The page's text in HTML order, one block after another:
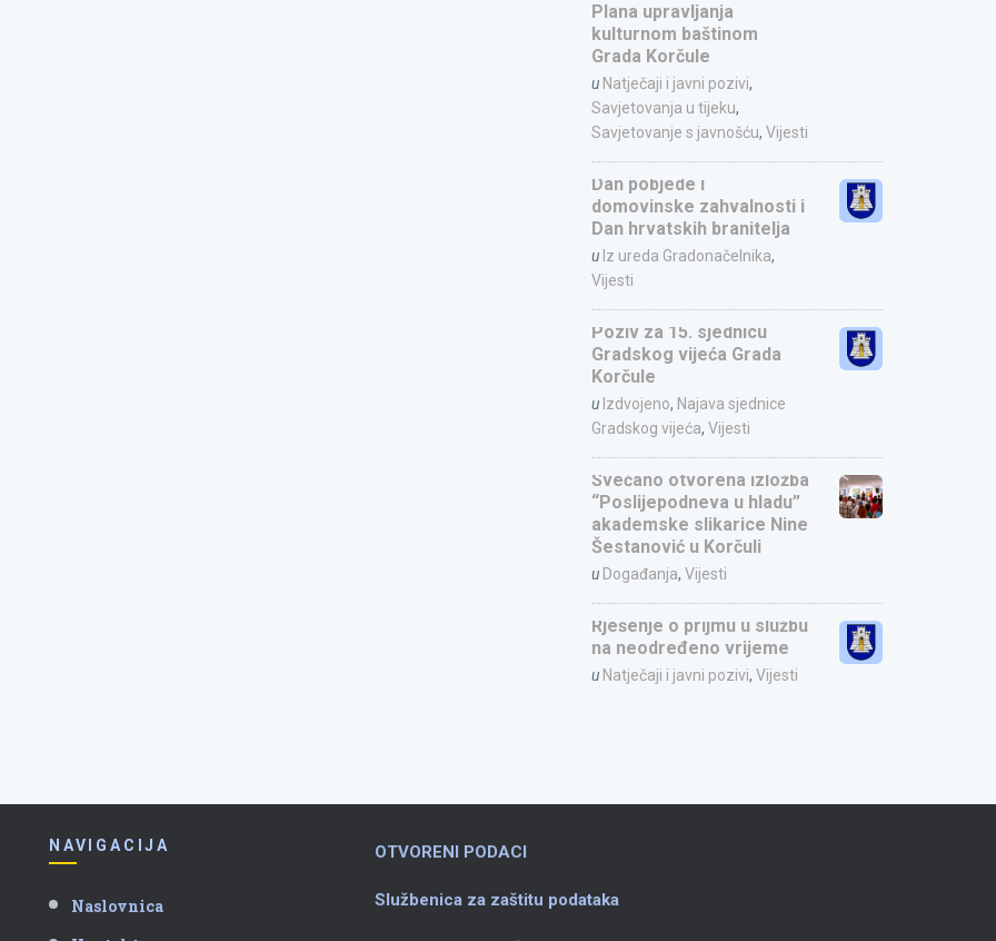
Plana upravljanja
kulturnom baštinom
Grada Korčule
u Natječaji i javni pozivi,
Savjetovanja u tijeku,
Savjetovanje s javnošću, Vijesti
Dan pobjede i
domovinske zahvalnosti i
Dan hrvatskih branitelja
u Iz ureda Gradonačelnika,
Vijesti
Poziv za 15. sjednicu
Gradskog vijeća Grada
Korčule
u Izdvojeno, Najava sjednice
Gradskog vijeća, Vijesti
Svečano otvorena izložba
“Poslijepodneva u hladu”
akademske slikarice Nine
Šestanović u Korčuli
u Događanja, Vijesti
Rješenje o prijmu u službu
na neodređeno vrijeme
u Natječaji i javni pozivi, Vijesti
NAVIGACIJA
Naslovnica
OTVORENI PODACI
Službenica za zaštitu podataka